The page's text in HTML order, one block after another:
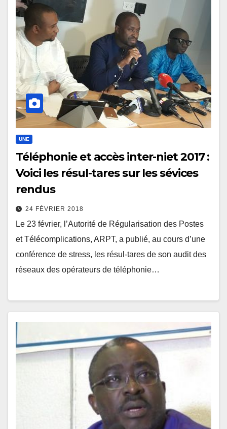
UNE
Téléphonie et accès inter-niet 2017 :
Voici les résul-tares sur les sévices
rendus
24 FÉVRIER 2018
Le 23 février, l’Autorité de Régularisation des Postes
et Télécomplications, ARPT, a publié, au cours d’une
conférence de stress, les résul-tares de son audit des
réseaux des opérateurs de téléphonie…